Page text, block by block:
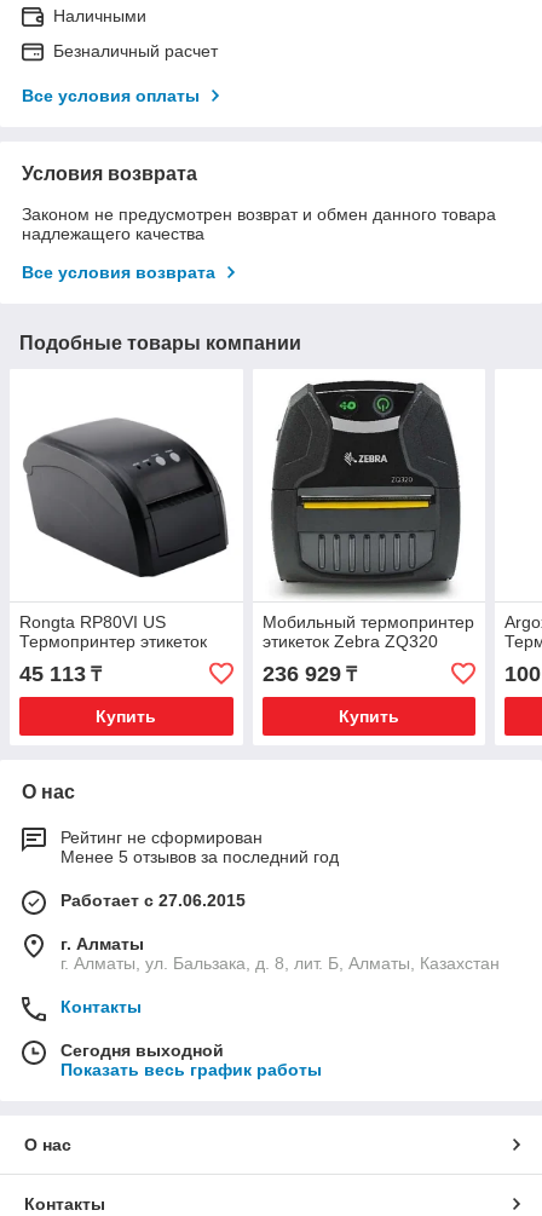
Наличными
Безналичный расчет
Все условия оплаты
Условия возврата
Законом не предусмотрен возврат и обмен данного товара
надлежащего качества
Все условия возврата
Подобные товары компании
Rongta RP80VI US
Термопринтер этикеток
45 113 ₸
Купить
Мобильный термопринтер
этикеток Zebra ZQ320
236 929₸
Купить
О нас
Рейтинг не сформирован
Менее 5 отзывов за последний год
Работает с 27.06.2015
г. Алматы
г. Алматы, ул. Бальзака, д. 8, лит. Б, Алматы, Казахстан
Контакты
Сегодня выходной
Показать весь график работы
О нас
Контакты